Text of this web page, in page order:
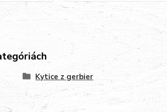
Kytice z gerbier